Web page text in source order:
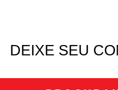
DEIXE SEU